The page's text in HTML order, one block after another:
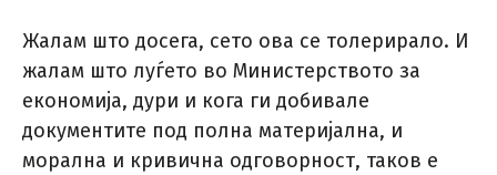
Жалам што досега, сето ова се толерирало. И
жалам што луѓето во Министерството за
економија, дури и кога ги добивале
документите под полна материјална, и
морална и кривична одговорност, таков е